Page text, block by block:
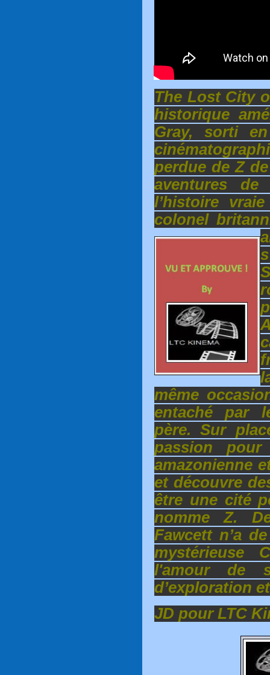
The Lost City
historique
Gray, sorti
perdue de Z
aventures de
l’histoire
colonel
même
entaché par
père. Sur
passion pour
amazonienne
et découvre
être une cité
nomme Z.
Fawcett n’a
mystérieuse
l'amour de
d’exploration
JD pour LTC